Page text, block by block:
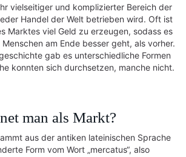
vielseitiger und komplizierter Bereich der
Handel der Welt betrieben wird. Oft ist
Marktes viel Geld zu erzeugen, sodass es
am Ende besser geht, als vorher.
gab es unterschiedliche Formen
konnten sich durchsetzen, manche nicht.
man als Markt?
aus der antiken lateinischen Sprache
Form vom Wort „mercatus“, also